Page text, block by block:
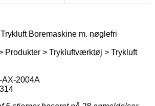
Boremaskine m. nøglefri
Produkter > Trykluftværktøj > Trykluft
AX-2004A